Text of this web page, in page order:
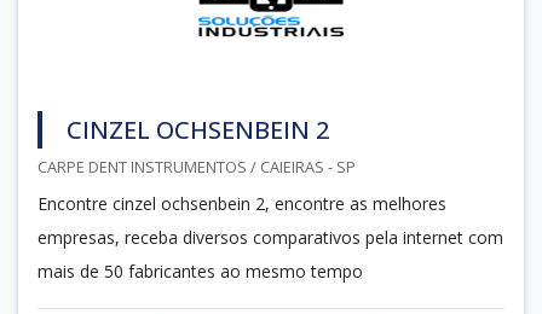
CINZEL OCHSENBEIN 2
CARPE DENT INSTRUMENTOS / CAIEIRAS - SP
Encontre cinzel ochsenbein 2, encontre as melhores
empresas, receba diversos comparativos pela internet com
mais de 50 fabricantes ao mesmo tempo